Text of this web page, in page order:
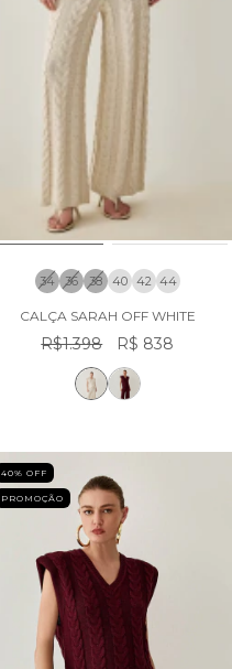
34 36 38 40 42 44
CALÇA SARAH OFF WHITE
R$1.398 R$ 838
40% OFF
PROMOÇÃO